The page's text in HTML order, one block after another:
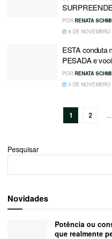
POR RENATA
8 DE
ESTA conduta
PESADA e
POR RENATA
5 DE
1 2
Pesquisar
Novidades
Potência ou
que realmente